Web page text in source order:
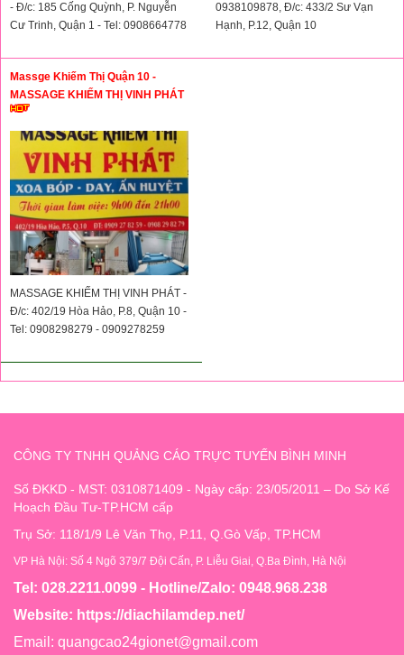
- Đ/c: 185 Cống Quỳnh, P. Nguyễn
Cư Trinh, Quận 1 - Tel: 0908664778
0938109878, Đ/c: 433/2 Sư Vạn
Hạnh, P.12, Quận 10
Massge Khiếm Thị Quận 10 -
MASSAGE KHIẾM THỊ VINH PHÁT
MASSAGE KHIẾM THỊ VINH PHÁT -
Đ/c: 402/19 Hòa Hảo, P.8, Quận 10 -
Tel: 0908298279 - 0909278259
CÔNG TY TNHH QUẢNG CÁO TRỰC TUYẾN BÌNH MINH
Số ĐKKD - MST: 0310871409 - Ngày cấp: 23/05/2011 – Do Sở Kế
Hoạch Đầu Tư-TP.HCM cấp
Trụ Sở: 118/1/9 Lê Văn Thọ, P.11, Q.Gò Vấp, TP.HCM
VP Hà Nội: Số 4 Ngõ 379/7 Đội Cấn, P. Liễu Giai, Q.Ba Đình, Hà Nội
Tel: 028.2211.0099 - Hotline/Zalo: 0948.968.238
Website: https://diachilamdep.net/
Email: quangcao24gionet@gmail.com